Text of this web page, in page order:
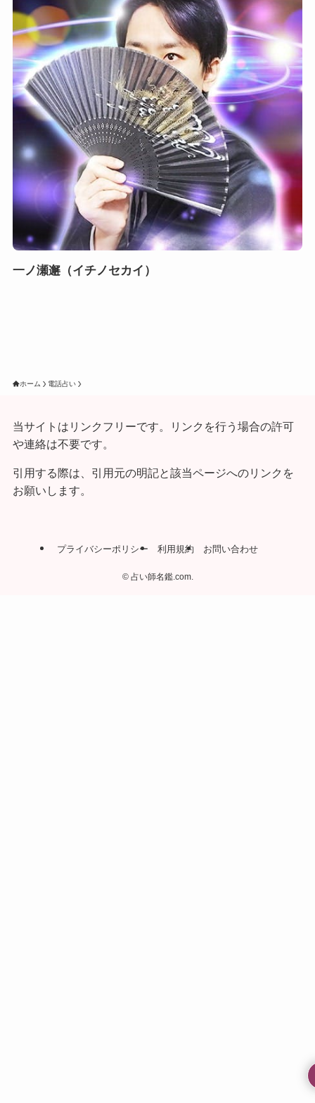
一ノ瀬邂（イチノセカイ）
ホーム 電話占い
当サイトはリンクフリーです。リンクを行う場合の許可
や連絡は不要です。
引用する際は、引用元の明記と該当ページへのリンクを
お願いします。
プライバシーポリシー 利用規約 お問い合わせ
©占い師名鑑.com.